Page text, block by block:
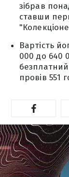
зібрав
ставши
Вартість
000 до 640
провів 551